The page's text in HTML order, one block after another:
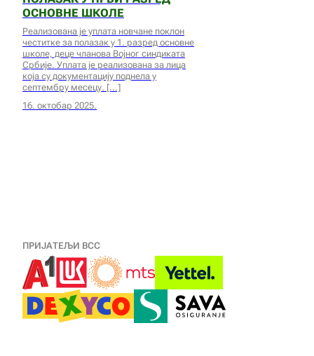
ОСНОВНЕ ШКОЛЕ
Реализована је уплата новчане поклон
честитке за полазак у 1. разред основне
школе, деце чланова Војног синдиката
Србије. Уплата је реализована за лица
која су документацију поднела у
септембру месецу.
16. октобар 2025.
ПРИЈАТЕЉИ ВСС